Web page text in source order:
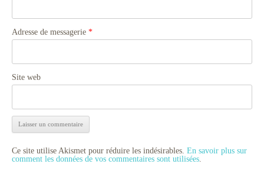
Adresse de messagerie *
Site web
Ce site utilise Akismet pour réduire les indésirables. En savoir plus sur
comment les données de vos commentaires sont utilisées.